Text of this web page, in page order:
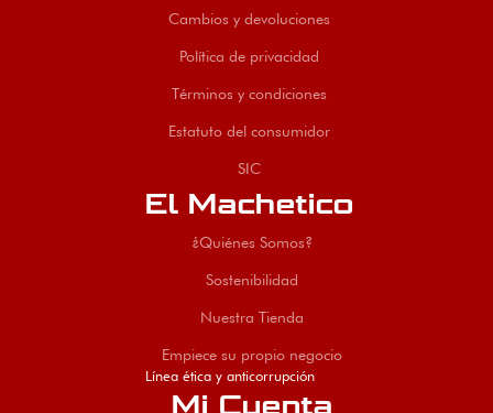
Cambios y devoluciones
Política de privacidad
Términos y condiciones
Estatuto del consumidor
SIC
El Machetico
¿Quiénes Somos?
Sostenibilidad
Nuestra Tienda
Empiece su propio negocio
Línea ética y anticorrupción
Mi Cuenta